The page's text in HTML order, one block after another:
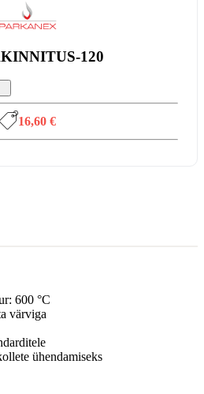
120
16,60 €
600 °C
värviga
ühendamiseks